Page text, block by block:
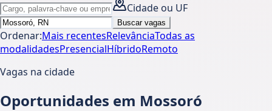
Cidade ou UF
Buscar vagas
Ordenar:Mais recentesRelevânciaTodas as
modalidadesPresencialHíbridoRemoto
Vagas na cidade
Oportunidades em Mossoró